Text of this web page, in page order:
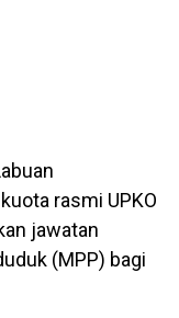
rasmi UPKO
jawatan
(MPP) bagi